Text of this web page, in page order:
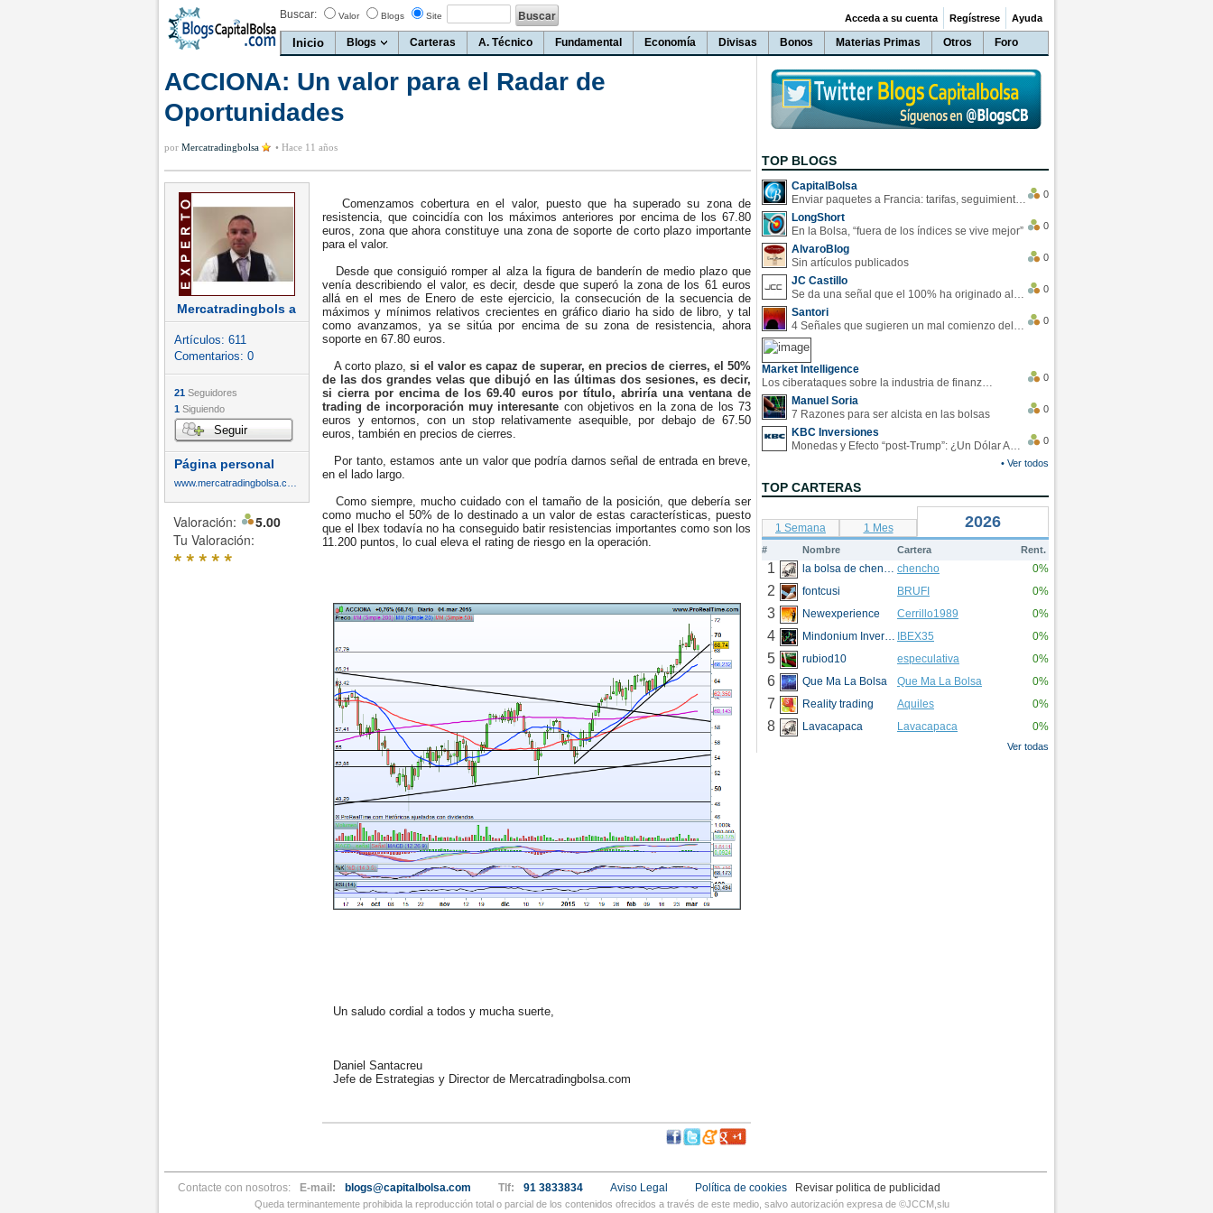
Buscar: Valor Blogs Site
Inicio Blogs Carteras A. Técnico Fundamental Economía Divisas Bonos Materias Primas Otros Foro
Acceda a su cuenta Regístrese Ayuda
ACCIONA: Un valor para el Radar de
Oportunidades
por Mercatradingbolsa • Hace 11 años
Mercatradingbols a
Artículos: 611
Comentarios: 0
21 Seguidores
1 Siguiendo
Seguir
Página personal
Valoración:
5.00
Tu Valoración:
*****
Comenzamos cobertura en el valor, puesto que ha superado su zona de
resistencia, que coincidía con los máximos anteriores por encima de los 67.80
euros, zona que ahora constituye una zona de soporte de corto plazo importante
para el valor.
Desde que consiguió romper al alza la figura de banderín de medio plazo que
venía describiendo el valor, es decir, desde que superó la zona de los 61 euros
allá en el mes de Enero de este ejercicio, la consecución de la secuencia de
máximos y mínimos relativos crecientes en gráfico diario ha sido de libro, y tal
como avanzamos, ya se sitúa por encima de su zona de resistencia, ahora
soporte en 67.80 euros.
A corto plazo, si el valor es capaz de superar, en precios de cierres, el 50%
de las dos grandes velas que dibujó en las últimas dos sesiones, es decir,
si cierra por encima de los 69.40 euros por título, abriría una ventana de
trading de incorporación muy interesante con objetivos en la zona de los 73
euros y entornos, con un stop relativamente asequible, por debajo de 67.50
euros, también en precios de cierres.
Por tanto, estamos ante un valor que podría darnos señal de entrada en breve,
en el lado largo.
Como siempre, mucho cuidado con el tamaño de la posición, que debería ser
como mucho el 50% de lo destinado a un valor de estas características, puesto
que el Ibex todavía no ha conseguido batir resistencias importantes como son los
11.200 puntos, lo cual eleva el rating de riesgo en la operación.
Un saludo cordial a todos y mucha suerte,
Daniel Santacreu
Jefe de Estrategias y Director de Mercatradingbolsa.com
TOP BLOGS
CapitalBolsa
Enviar paquetes a Francia: tarifas, seguimiento y ventajas destacadas
0
LongShort
En la Bolsa, “fuera de los índices se vive mejor”
0
AlvaroBlog
Sin artículos publicados
0
JC Castillo
Se da una señal que el 100% ha originado alzas en las bolsas
0
Santori
4 Señales que sugieren un mal comienzo del 3T de la economía EEUU
0
Market Intelligence
Los ciberataques sobre la industria de finanzas se han duplicado este año
0
Manuel Soria
7 Razones para ser alcista en las bolsas
0
KBC Inversiones
Monedas y Efecto “post-Trump”: ¿Un Dólar Americano operando en rangos?
0
• Ver todos
TOP CARTERAS
1 Semana 1 Mes 2026
# Nombre Cartera Rent.
1 la bolsa de chencho chencho 0%
2 fontcusi BRUFI 0%
3 Newexperience Cerrillo1989 0%
4 Mindonium Inversions IBEX35 0%
5 rubiod10 especulativa 0%
6 Que Ma La Bolsa Que Ma La Bolsa 0%
7 Reality trading Aquiles 0%
8 Lavacapaca Lavacapaca 0%
Ver todas
Contacte con nosotros: E-mail: blogs@capitalbolsa.com Tlf: 91 3833834 Aviso Legal Revisar politica de publicidad
Política de cookies
Queda terminantemente prohibida la reproducción total o parcial de los contenidos ofrecidos a través de este medio, salvo autorización expresa de ©JCCM,slu